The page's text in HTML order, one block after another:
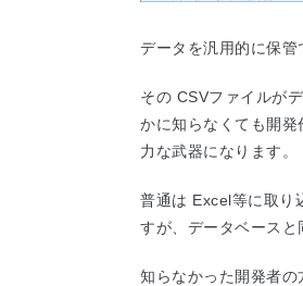
データを汎用的に保管
その CSVファイルが
かに知らなくても開
力な武器になります。
普通は Excel等に取り
すが、データベースと
知らなかった開発者